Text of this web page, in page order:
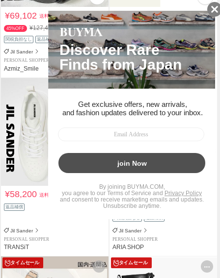
¥69,102送料込
45%OFF ¥127,400
関税負担なし 返品補償
Jil Sander
PERSONAL SHOPPER
Azmiz_Smile
¥62,000送料込
関税負担なし 返品補償
Jil Sander
PERSONAL SHOPPER
Michelle_yuyu
¥58,200送料込
返品補償
Jil Sander
PERSONAL SHOPPER
TRANSiT
タイムセール
¥78,111送料込
39%OFF ¥129,800
Jil Sander
PERSONAL SHOPPER
ARIA SHOP
タイムセール タイムセール